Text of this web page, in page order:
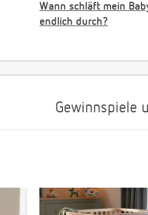
Wann schläft mein
endlich durch?
Gewinnspiele